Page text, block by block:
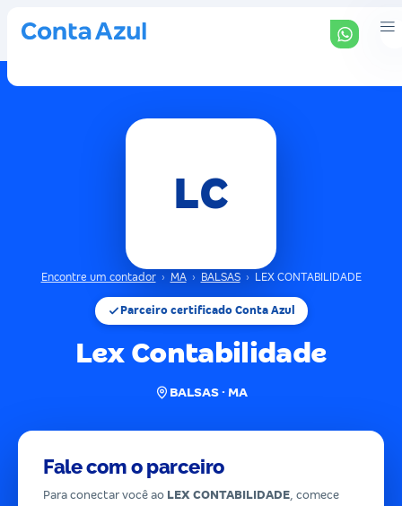
LC
Encontre um contador › MA › BALSAS › LEX CONTABILIDADE
Parceiro certificado Conta Azul
Lex Contabilidade
BALSAS · MA
Fale com o parceiro
Para conectar você ao LEX CONTABILIDADE, comece